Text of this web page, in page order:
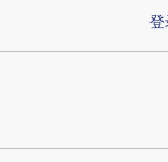
结而成，可能与原文真
登